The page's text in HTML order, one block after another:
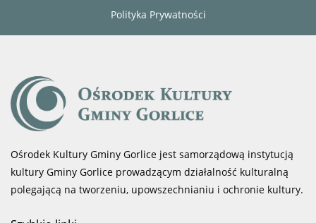
Polityka Prywatności
Ośrodek Kultury Gminy Gorlice jest samorządową instytucją
kultury Gminy Gorlice prowadzącym działalność kulturalną
polegającą na tworzeniu, upowszechnianiu i ochronie kultury.